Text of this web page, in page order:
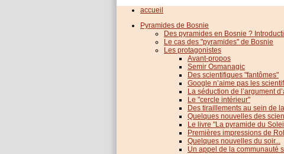
accueil
Pyramides de Bosnie
Des pyramides en Bosnie ?
Le cas des "pyramides" de Bosnie
Les protagonistes
Avant-propos
Semir Osmanagic
Des scientifiques "fantômes"
Google n’aime pas les
La séduction de l’argument
Le "cercle intérieur"
Des tiraillements au sein de
Quelques nouvelles des
Le livre "La pyramide du
Premières impressions de
Quelques nouvelles du soir...
Un appel de la communauté